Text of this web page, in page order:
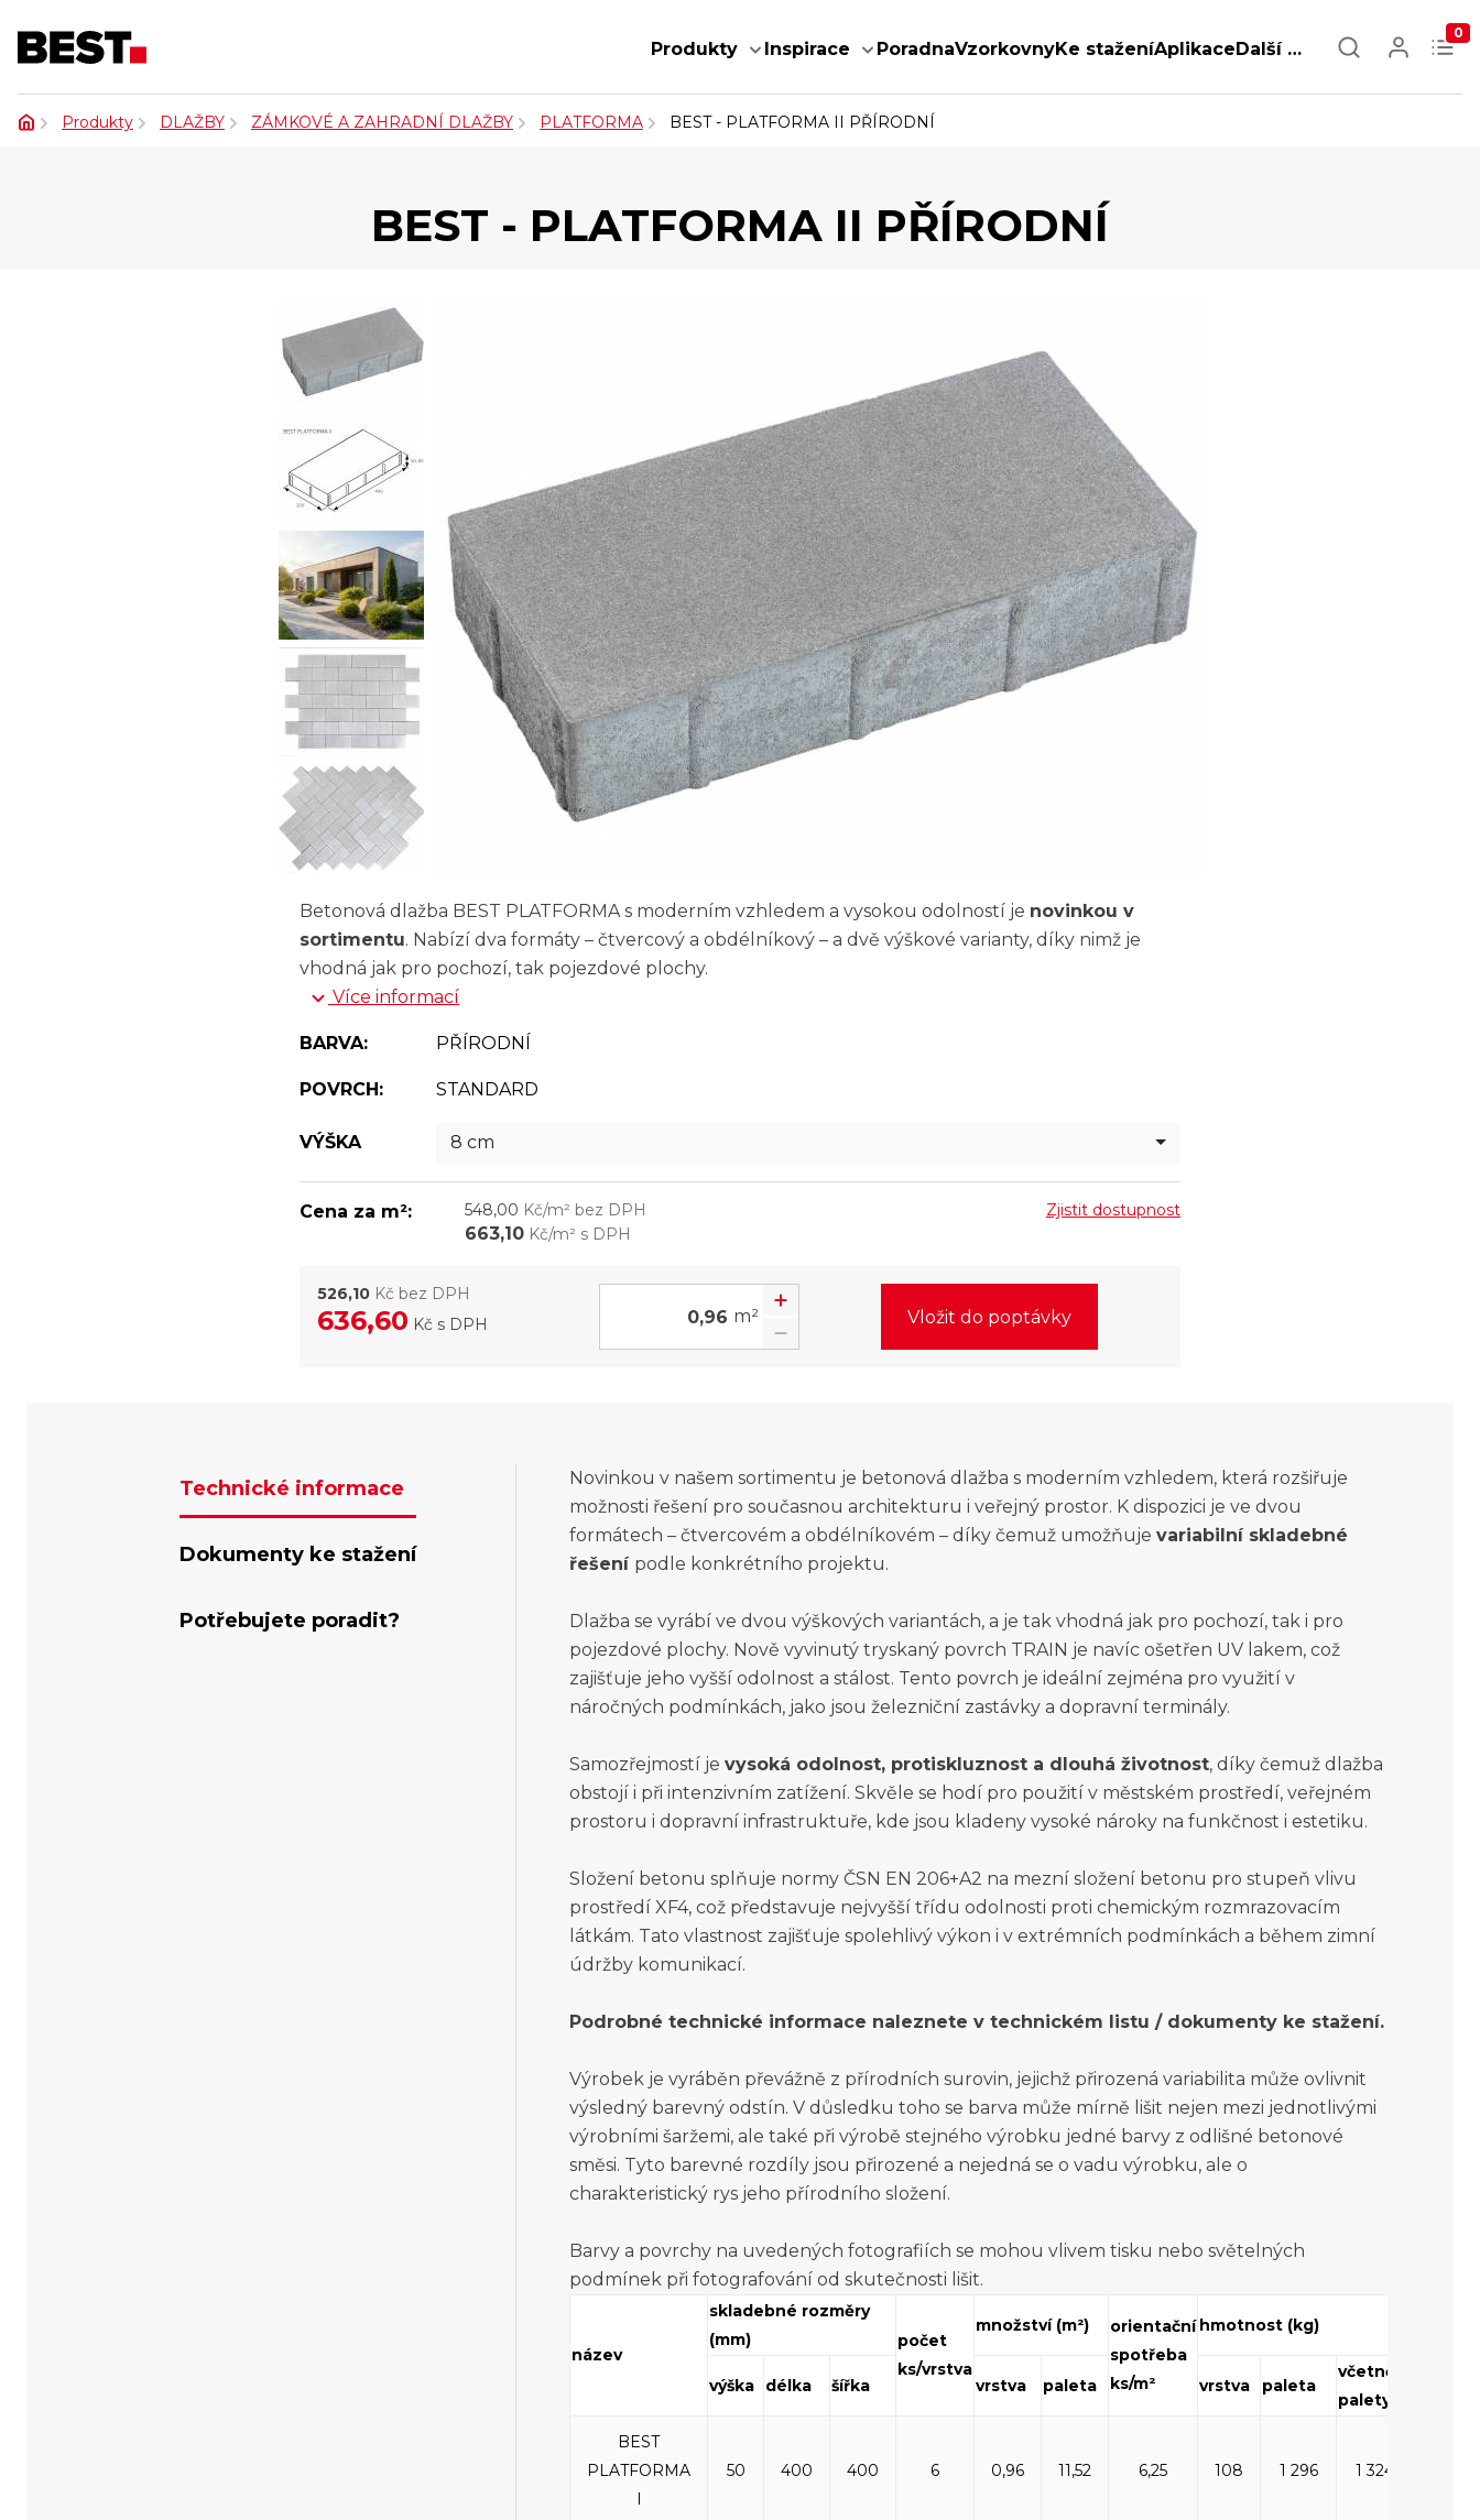
Produkty Inspirace PoradnaVzorkovnyKe staženíAplikaceDalší …
0
Produkty DLAŽBY ZÁMKOVÉ A ZAHRADNÍ DLAŽBY PLATFORMA BEST - PLATFORMA II PŘÍRODNÍ
BEST - PLATFORMA II PŘÍRODNÍ
Betonová dlažba BEST PLATFORMA s moderním vzhledem a vysokou odolností je novinkou v
sortimentu. Nabízí dva formáty – čtvercový a obdélníkový – a dvě výškové varianty, díky nimž je
vhodná jak pro pochozí, tak pojezdové plochy.
Více informací
BARVA: PŘÍRODNÍ
POVRCH: STANDARD
VÝŠKA 8 cm
Cena za m²: 548,00 Kč/m² bez DPH
663,10 Kč/m² s DPH
Zjistit dostupnost
526,10 Kč bez DPH
636,60 Kč s DPH m² Vložit do poptávky
Technické informace
Dokumenty ke stažení
Potřebujete poradit?
Novinkou v našem sortimentu je betonová dlažba s moderním vzhledem, která rozšiřuje
možnosti řešení pro současnou architekturu i veřejný prostor. K dispozici je ve dvou
formátech – čtvercovém a obdélníkovém – díky čemuž umožňuje variabilní skladebné
řešení podle konkrétního projektu.
Dlažba se vyrábí ve dvou výškových variantách, a je tak vhodná jak pro pochozí, tak i pro
pojezdové plochy. Nově vyvinutý tryskaný povrch TRAIN je navíc ošetřen UV lakem, což
zajišťuje jeho vyšší odolnost a stálost. Tento povrch je ideální zejména pro využití v
náročných podmínkách, jako jsou železniční zastávky a dopravní terminály.
Samozřejmostí je vysoká odolnost, protiskluznost a dlouhá životnost, díky čemuž dlažba
obstojí i při intenzivním zatížení. Skvěle se hodí pro použití v městském prostředí, veřejném
prostoru i dopravní infrastruktuře, kde jsou kladeny vysoké nároky na funkčnost i estetiku.
Složení betonu splňuje normy ČSN EN 206+A2 na mezní složení betonu pro stupeň vlivu
prostředí XF4, což představuje nejvyšší třídu odolnosti proti chemickým rozmrazovacím
látkám. Tato vlastnost zajišťuje spolehlivý výkon i v extrémních podmínkách a během zimní
údržby komunikací.
Podrobné technické informace naleznete v technickém listu / dokumenty ke stažení.
Výrobek je vyráběn převážně z přírodních surovin, jejichž přirozená variabilita může ovlivnit
výsledný barevný odstín. V důsledku toho se barva může mírně lišit nejen mezi jednotlivými
výrobními šaržemi, ale také při výrobě stejného výrobku jedné barvy z odlišné betonové
směsi. Tyto barevné rozdíly jsou přirozené a nejedná se o vadu výrobku, ale o
charakteristický rys jeho přírodního složení.
Barvy a povrchy na uvedených fotografiích se mohou vlivem tisku nebo světelných
podmínek při fotografování od skutečnosti lišit.
název
skladebné rozměry
(mm)
počet
ks/vrstva
množství (m²)
orientační
spotřeba
ks/m²
hmotnost (kg)
výška délka šířka vrstva paleta vrstva paleta
včetně
palety
BEST
PLATFORMA
I
50 400 400 6 0,96 11,52 6,25 108 1 296 1 324